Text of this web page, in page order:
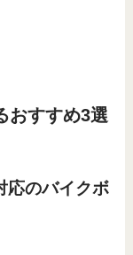
おすすめ3選
応のバイクボ